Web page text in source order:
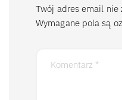
Twój adres email nie
Wymagane pola są